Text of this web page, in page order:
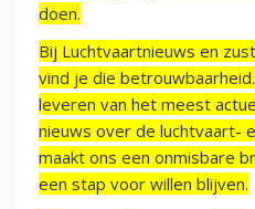
doen.
Bij Luchtvaartnieuws en
vind je die
leveren van het meest
nieuws over de luchtvaart-
maakt ons een onmisbare
een stap voor willen blijven.